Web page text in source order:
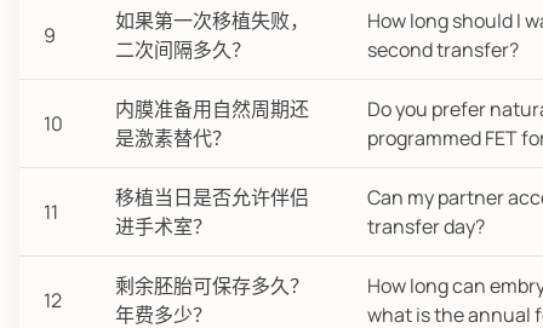
9
如果第一次移植失败，
二次间隔多久？
How long should I
second transfer?
10
内膜准备用自然周期还
是激素替代？
Do you prefer
programmed FET
11
移植当日是否允许伴侣
进手术室？
Can my partner
transfer day?
12
剩余胚胎可保存多久？
年费多少？
How long can
what is the annual